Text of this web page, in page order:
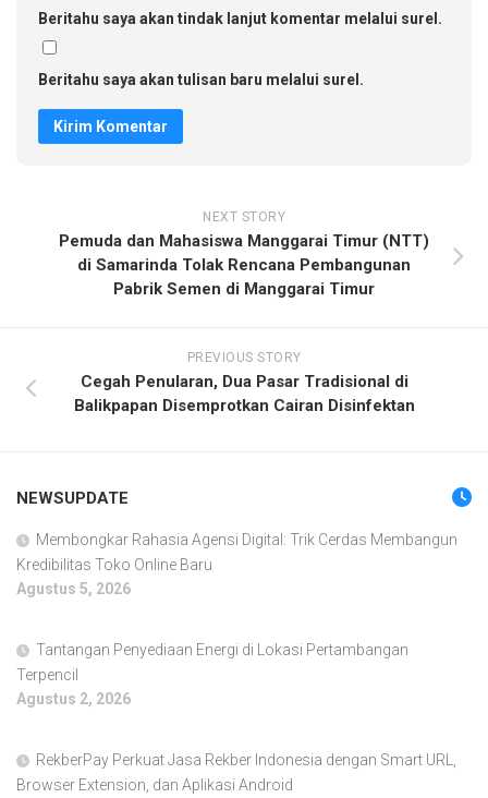
Beritahu saya akan tindak lanjut komentar melalui surel.
Beritahu saya akan tulisan baru melalui surel.
NEXT STORY
Pemuda dan Mahasiswa Manggarai Timur (NTT)
di Samarinda Tolak Rencana Pembangunan
Pabrik Semen di Manggarai Timur
PREVIOUS STORY
Cegah Penularan, Dua Pasar Tradisional di
Balikpapan Disemprotkan Cairan Disinfektan
NEWSUPDATE
Membongkar Rahasia Agensi Digital: Trik Cerdas Membangun
Kredibilitas Toko Online Baru
Agustus 5, 2026
Tantangan Penyediaan Energi di Lokasi Pertambangan
Terpencil
Agustus 2, 2026
RekberPay Perkuat Jasa Rekber Indonesia dengan Smart URL,
Browser Extension, dan Aplikasi Android